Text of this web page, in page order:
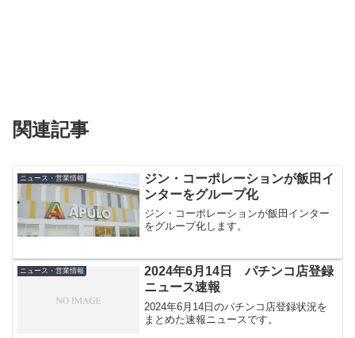
関連記事
ニュース・営業情報
ジン・コーポレーションが飯田イ
ンターをグループ化
ジン・コーポレーションが飯田インター
をグループ化します。
ニュース・営業情報
2024年6月14日 パチンコ店登録
ニュース速報
2024年6月14日のパチンコ店登録状況を
まとめた速報ニュースです。